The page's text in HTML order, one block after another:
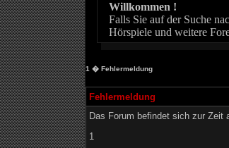
Willkommen !
Falls Sie auf der Suche
Hörspiele und weitere
1 � Fehlermeldung
Fehlermeldung
Das Forum befindet sich zur Zeit
1